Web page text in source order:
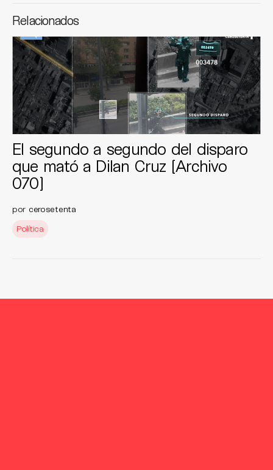
Relacionados
El segundo a segundo del disparo
que mató a Dilan Cruz [Archivo
070]
por cerosetenta
Política